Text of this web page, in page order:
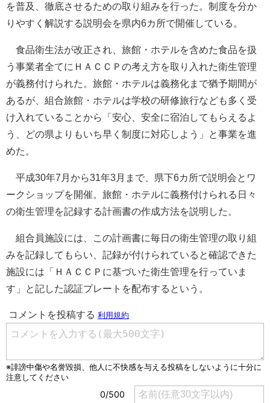
を普及、徹底させるための取り組みを行った。制度を分か
りやすく解説する説明会を県内6カ所で開催している。
食品衛生法が改正され、旅館・ホテルを含めた食品を扱
う事業者全てにＨＡＣＣＰの考え方を取り入れた衛生管理
が義務付けられた。旅館・ホテルは義務化まで猶予期間が
あるが、組合旅館・ホテルは学校の研修旅行なども多く受
け入れていることから「安心、安全に宿泊してもらえるよ
う、どの県よりもいち早く制度に対応しよう」と事業を進
めた。
平成30年7月から31年3月まで、県下6カ所で説明会とワ
ークショップを開催。旅館・ホテルに義務付けられる日々
の衛生管理を記録する計画書の作成方法を説明した。
組合員施設には、この計画書に毎日の衛生管理の取り組
みを記録してもらい、記録が付けられていると確認できた
施設には「ＨＡＣＣＰに基づいた衛生管理を行っていま
す」と記した認証プレートを配布するという。